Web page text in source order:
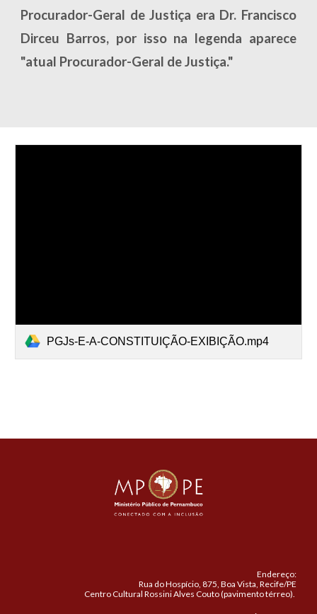
Procurador-Geral de Justiça era Dr. Francisco
Dirceu Barros, por isso na legenda aparece
"atual Procurador-Geral de Justiça."
PGJs-E-A-CONSTITUIÇÃO-EXIBIÇÃO.mp4
Endereço:
Rua do Hospício, 875, Boa Vista, Recife/PE
Centro Cultural Rossini Alves Couto (pavimento térreo).